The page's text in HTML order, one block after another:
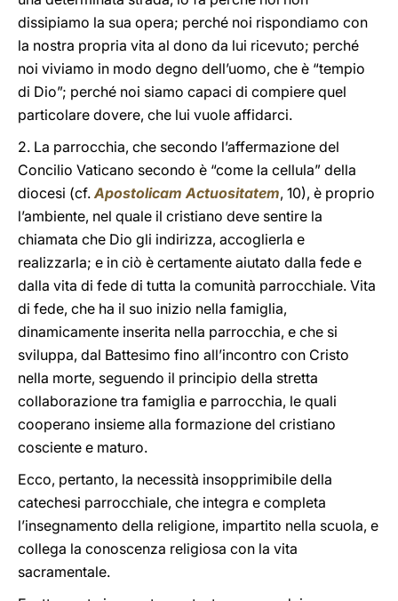
dissipiamo la sua opera; perché noi rispondiamo con
la nostra propria vita al dono da lui ricevuto; perché
noi viviamo in modo degno dell’uomo, che è “tempio
di Dio”; perché noi siamo capaci di compiere quel
particolare dovere, che lui vuole affidarci.
2. La parrocchia, che secondo l’affermazione del
Concilio Vaticano secondo è “come la cellula” della
diocesi (cf.Apostolicam Actuositatem, 10), è proprio
l’ambiente, nel quale il cristiano deve sentire la
chiamata che Dio gli indirizza, accoglierla e
realizzarla; e in ciò è certamente aiutato dalla fede e
dalla vita di fede di tutta la comunità parrocchiale. Vita
di fede, che ha il suo inizio nella famiglia,
dinamicamente inserita nella parrocchia, e che si
sviluppa, dal Battesimo fino all’incontro con Cristo
nella morte, seguendo il principio della stretta
collaborazione tra famiglia e parrocchia, le quali
cooperano insieme alla formazione del cristiano
cosciente e maturo.
Ecco, pertanto, la necessità insopprimibile della
catechesi parrocchiale, che integra e completa
l’insegnamento della religione, impartito nella scuola, e
collega la conoscenza religiosa con la vita
sacramentale.